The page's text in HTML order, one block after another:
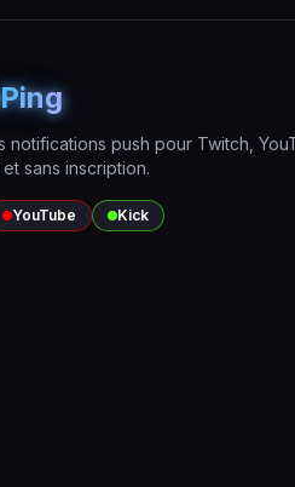
notifications push pour Twitch,
sans inscription.
YouTube Kick